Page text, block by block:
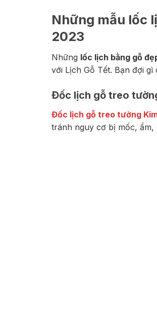
Những mẫu lốc
2023
Những lốc lịch bằng gỗ
với Lịch Gỗ Tết. Bạn đợi
Đốc lịch gỗ treo
Đốc lịch gỗ treo tường
tránh nguy cơ bị mốc, ẩm,